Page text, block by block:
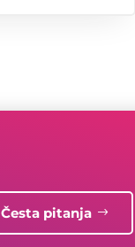
Česta pitanja